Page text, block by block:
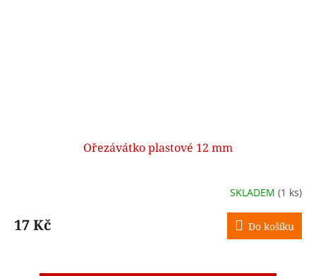
Ořezávátko plastové 12 mm
SKLADEM (1 ks)
17 Kč Do košíku